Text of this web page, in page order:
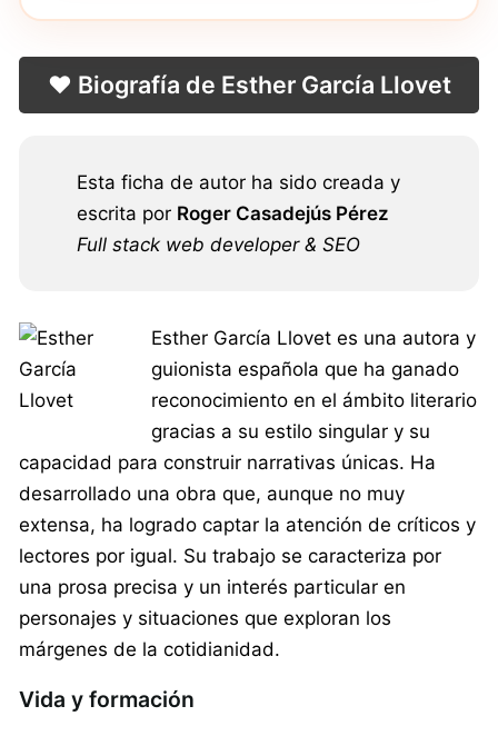
❤️ Biografía de Esther García Llovet
Esta ficha de autor ha sido creada y
escrita por Roger Casadejús Pérez
Full stack web developer & SEO
Esther García Llovet es una autora y
guionista española que ha ganado
reconocimiento en el ámbito literario
gracias a su estilo singular y su
capacidad para construir narrativas únicas. Ha
desarrollado una obra que, aunque no muy
extensa, ha logrado captar la atención de críticos y
lectores por igual. Su trabajo se caracteriza por
una prosa precisa y un interés particular en
personajes y situaciones que exploran los
márgenes de la cotidianidad.
Vida y formación